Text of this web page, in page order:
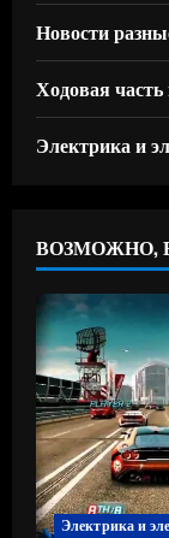
Новости
Ходовая
Электрика и
ВОЗМОЖНО,
Электрика и